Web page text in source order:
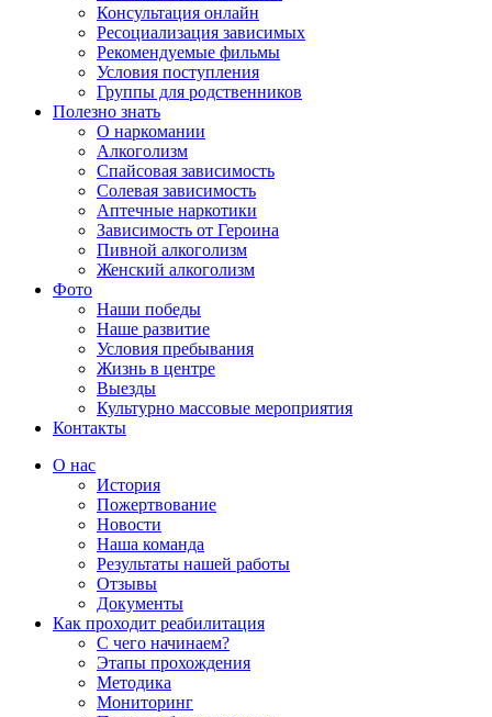
Консультация онлайн
Ресоциализация зависимых
Рекомендуемые фильмы
Условия поступления
Группы для родственников
Полезно знать
О наркомании
Алкоголизм
Спайсовая зависимость
Солевая зависимость
Аптечные наркотики
Зависимость от Героина
Пивной алкоголизм
Женский алкоголизм
Фото
Наши победы
Наше развитие
Условия пребывания
Жизнь в центре
Выезды
Культурно массовые мероприятия
Контакты
Страница
открывается
Страница
открывается
Страница
открывается
Страница
открывается
О нас
История
Пожертвование
Новости
Наша команда
Результаты нашей работы
Отзывы
Документы
Как проходит реабилитация
С чего начинаем?
Этапы прохождения
Методика
Мониторинг